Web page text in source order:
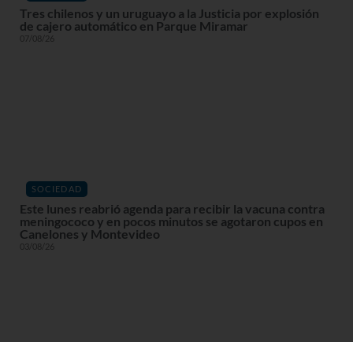
Tres chilenos y un uruguayo a la Justicia por explosión
de cajero automático en Parque Miramar
07/08/26
SOCIEDAD
Este lunes reabrió agenda para recibir la vacuna contra
meningococo y en pocos minutos se agotaron cupos en
Canelones y Montevideo
03/08/26